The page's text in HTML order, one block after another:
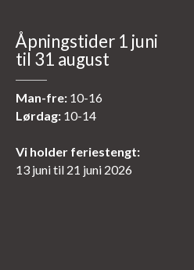
Åpningstider 1 juni
til 31 august
Man-fre: 10-16
Lørdag: 10-14
Vi holder feriestengt:
13 juni til 21 juni 2026